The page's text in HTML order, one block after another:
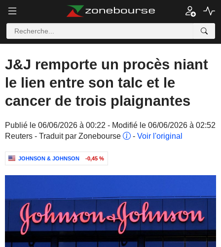
J&J remporte un procès niant
le lien entre son talc et le
cancer de trois plaignantes
Publié le 06/06/2026 à 00:22 - Modifié le 06/06/2026 à 02:52
Reuters - Traduit par Zonebourse
- Voir l'original
JOHNSON & JOHNSON -0,45 %